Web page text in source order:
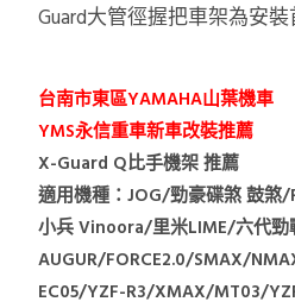
Guard大管徑握把車架為安
台南市東區YAMAHA山葉機車
YMS永信重車新車改裝推薦
X-Guard Q比手機架 推薦
適用機種：JOG/勁豪碟煞 鼓煞/
小兵 Vinoora/里米LIME/六代勁
AUGUR/FORCE2.0/SMAX/
EC05/YZF-R3/XMAX/MT03/